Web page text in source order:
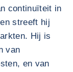
continuïteit in
streeft hij
Hij is
van
en van